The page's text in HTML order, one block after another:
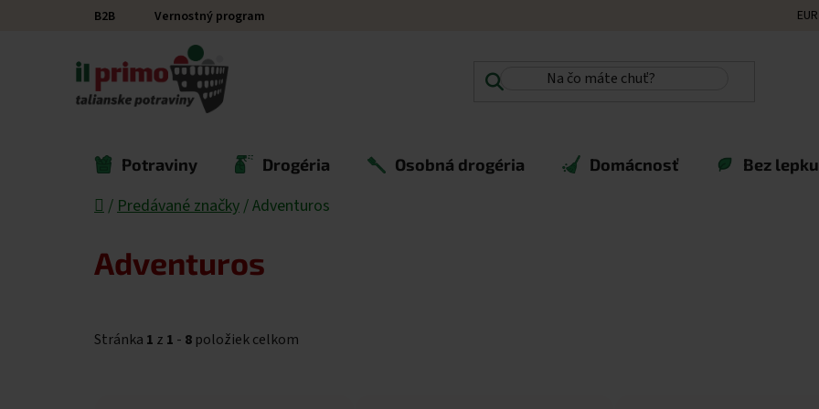
Prejsť na obsahB2B Vernostný program EUR
Potraviny Drogéria Osobná drogéria Domácnosť Bez
Domov
/ Predávané značky /Adventuros
Adventuros
Stránka 1 z 1 - 8 položiek celkom